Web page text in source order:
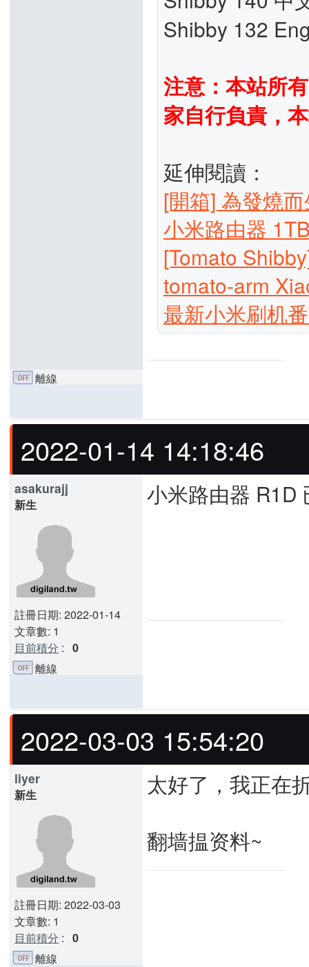
Shibby 132
注意：本站所
家自行負責，
延伸閱讀：
[開箱] 為發燒
小米路由器
[Tomato
tomato-arm
最新小米刷机
離線
2022-01-14 14:18:46
asakurajj
新生
註冊日期: 2022-01-14
文章數: 1
目前積分 : 0
小米路由器 R1D
離線
2022-03-03 15:54:20
liyer
新生
註冊日期: 2022-03-03
文章數: 1
目前積分 : 0
太好了，我正在
翻墙揾资料~
離線